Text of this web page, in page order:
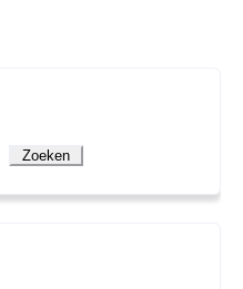
Zoeken